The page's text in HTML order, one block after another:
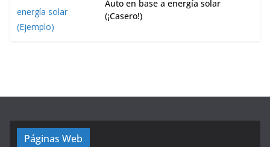
Auto en base a energía solar
(¡Casero!)
Páginas Web